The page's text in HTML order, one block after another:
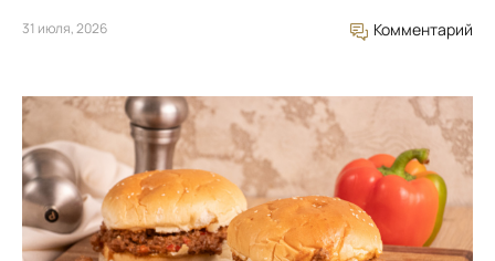
31 июля, 2026 Комментарий